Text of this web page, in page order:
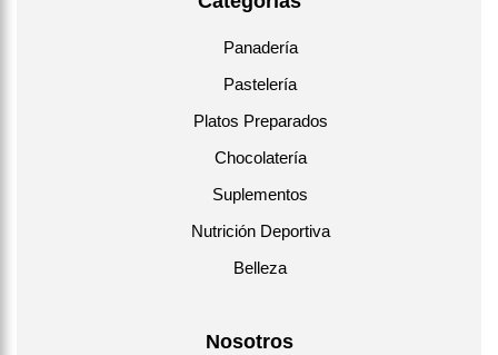
Panadería
Pastelería
Platos Preparados
Chocolatería
Suplementos
Nutrición Deportiva
Belleza
Nosotros